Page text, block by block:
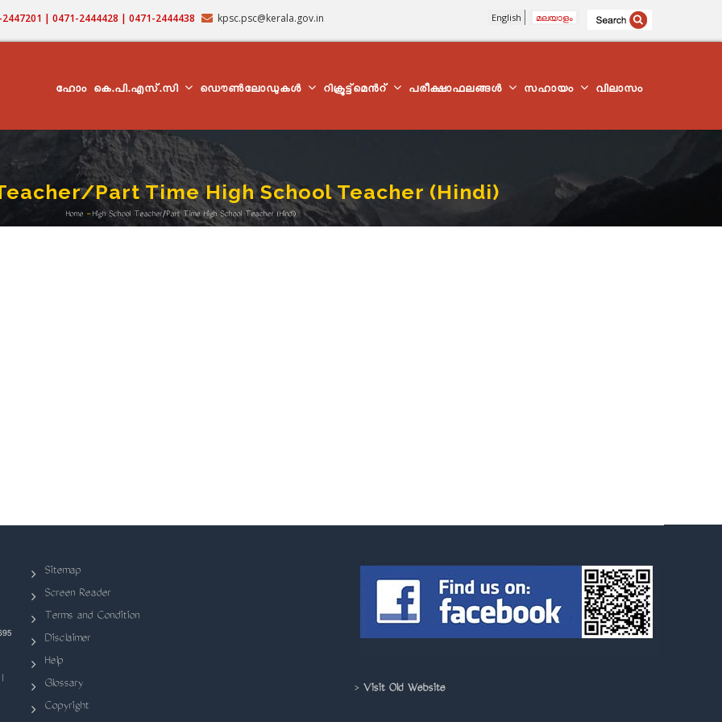
| 0471-2444428 | 0471-2444438 kpsc.psc@kerala.gov.in English മലയാളം
NAVIGATION
ഹോം കെ.പി.എസ്.സി ഡൌൺലോഡുകൾ റിക്രൂട്ട്മെന്‍റ് പരീക്ഷാഫലങ്ങൾ സഹായം വിലാസം
Part Time High School Teacher (Hindi)
Breadcrumb
Home - High School Teacher/Part Time High School Teacher (Hindi)
Sitemap
Screen Reader
Terms and Condition
Disclaimer
Help
Glossary
Copyright
> Visit Old Website